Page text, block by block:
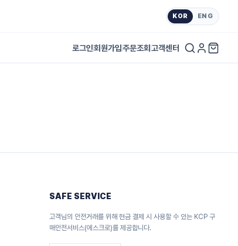
KOR ENG
로그인회원가입주문조회고객센터
SAFE SERVICE
고객님의 안전거래를 위해 현금 결제 시 사용할 수 있는 KCP 구
매안전서비스(에스크로)를 제공합니다.